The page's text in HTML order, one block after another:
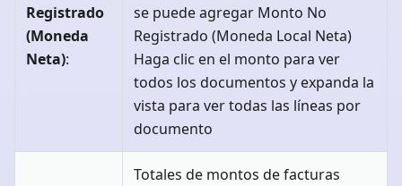
Registrado
(Moneda
Neta):
se puede agregar Monto No
Registrado (Moneda Local Neta)
Haga clic en el monto para ver
todos los documentos y expanda la
vista para ver todas las líneas por
documento
Totales de montos de facturas